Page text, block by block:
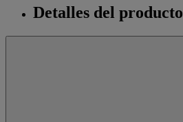
Detalles del producto